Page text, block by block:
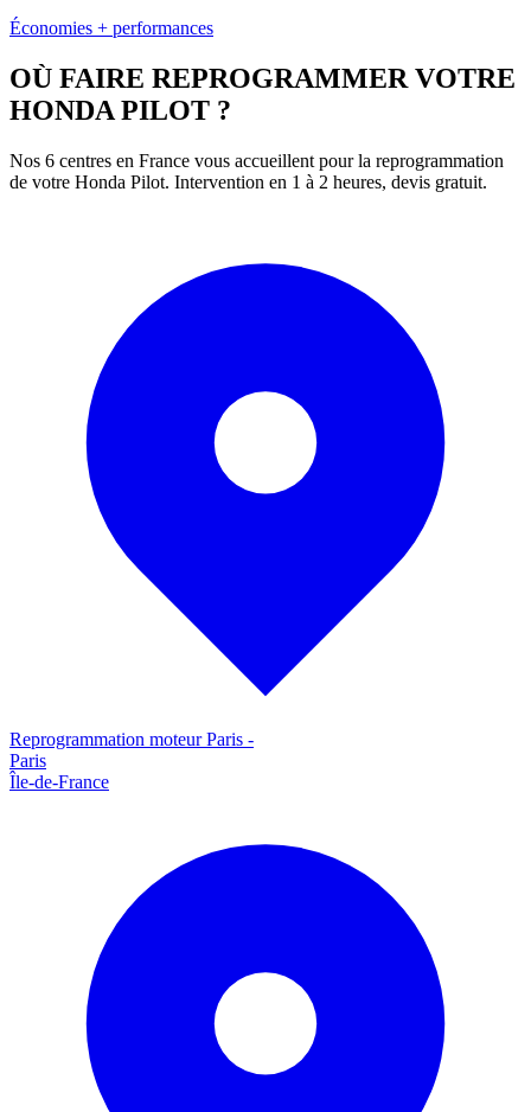
Économies + performances
OÙ FAIRE REPROGRAMMER VOTRE
HONDA PILOT ?
Nos 6 centres en France vous accueillent pour la reprogrammation
de votre Honda Pilot. Intervention en 1 à 2 heures, devis gratuit.
Reprogrammation moteurParis -
Paris
Île-de-France